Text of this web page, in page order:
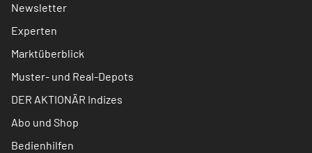
Newsletter
Experten
Marktüberblick
Muster- und Real-Depots
DER AKTIONÄR Indizes
Abo und Shop
Bedienhilfen